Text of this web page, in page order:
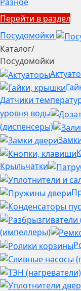
Перейти в раздел
Посудомойки
Каталог/
Посудомойки
Датчики
уровня воды
(диспенсеры)
Крыльчатки
(импеллеры)